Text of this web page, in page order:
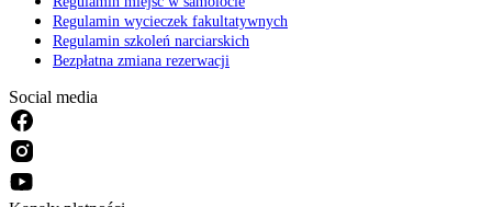
Regulamin wycieczek fakultatywnych
Regulamin szkoleń narciarskich
Bezpłatna zmiana rezerwacji
Social media